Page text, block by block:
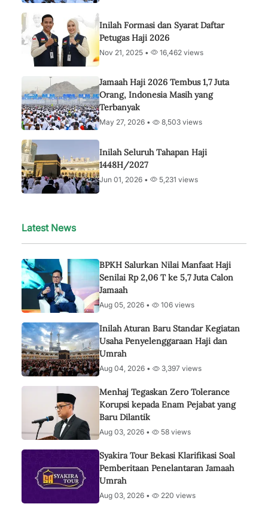
Inilah Formasi dan Syarat Daftar
Petugas Haji 2026
Nov 21, 2025 • 16,462 views
Jamaah Haji 2026 Tembus 1,7 Juta
Orang, Indonesia Masih yang
Terbanyak
May 27, 2026 • 8,503 views
Inilah Seluruh Tahapan Haji
1448H/2027
Jun 01, 2026 • 5,231 views
Latest News
BPKH Salurkan Nilai Manfaat Haji
Senilai Rp 2,06 T ke 5,7 Juta Calon
Jamaah
Aug 05, 2026 • 106 views
Inilah Aturan Baru Standar Kegiatan
Usaha Penyelenggaraan Haji dan
Umrah
Aug 04, 2026 • 3,397 views
Menhaj Tegaskan Zero Tolerance
Korupsi kepada Enam Pejabat yang
Baru Dilantik
Aug 03, 2026 • 58 views
Syakira Tour Bekasi Klarifikasi Soal
Pemberitaan Penelantaran Jamaah
Umrah
Aug 03, 2026 • 220 views